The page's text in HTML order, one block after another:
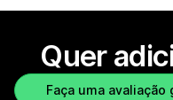
Quer
Faça uma